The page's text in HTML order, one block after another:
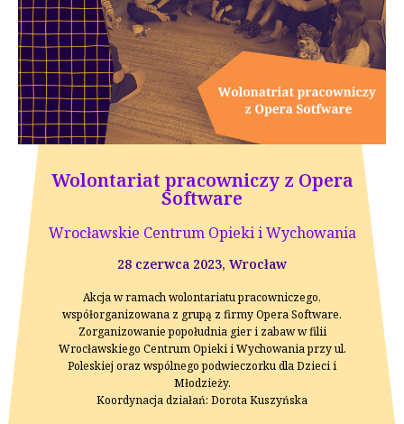
Wolontariat pracowniczy z Opera
Software
Wrocławskie Centrum Opieki i Wychowania
28 czerwca 2023, Wrocław
Akcja w ramach wolontariatu pracowniczego,
współorganizowana z grupą z firmy Opera Software.
Zorganizowanie popołudnia gier i zabaw w filii
Wrocławskiego Centrum Opieki i Wychowania przy ul.
Poleskiej oraz wspólnego podwieczorku dla Dzieci i
Młodzieży.
Koordynacja działań: Dorota Kuszyńska